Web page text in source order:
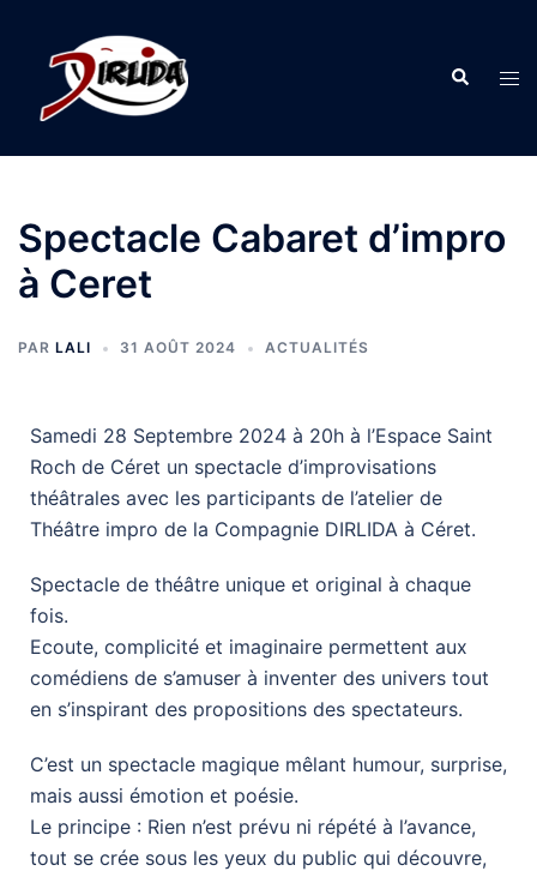
Spectacle Cabaret d’impro
à Ceret
PAR LALI 31 AOÛT 2024 ACTUALITÉS
Samedi 28 Septembre 2024 à 20h à l’Espace Saint
Roch de Céret un spectacle d’improvisations
théâtrales avec les participants de l’atelier de
Théâtre impro de la Compagnie DIRLIDA à Céret.
Spectacle de théâtre unique et original à chaque
fois.
Ecoute, complicité et imaginaire permettent aux
comédiens de s’amuser à inventer des univers tout
en s’inspirant des propositions des spectateurs.
C’est un spectacle magique mêlant humour, surprise,
mais aussi émotion et poésie.
Le principe : Rien n’est prévu ni répété à l’avance,
tout se crée sous les yeux du public qui découvre,